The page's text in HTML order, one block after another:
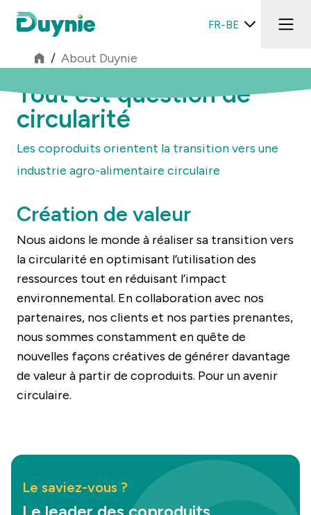
FR-BE
/ About Duynie
Tout est question de
circularité
Les coproduits orientent la transition vers une
industrie agro-alimentaire circulaire
Création de valeur
Nous aidons le monde à réaliser sa transition vers
la circularité en optimisant l’utilisation des
ressources tout en réduisant l’impact
environnemental. En collaboration avec nos
partenaires, nos clients et nos parties prenantes,
nous sommes constamment en quête de
nouvelles façons créatives de générer davantage
de valeur à partir de coproduits. Pour un avenir
circulaire.
Le saviez-vous ?